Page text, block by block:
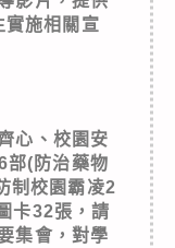
實施相關宣
心、校園安
部(防治藥物
制校園霸凌2
卡32張，請
集會，對學